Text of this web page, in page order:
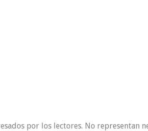
por los lectores. No representan